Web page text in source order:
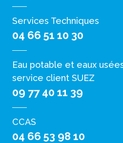
Services Techniques
04 66 51 10 30
Eau potable et eaux
service client SUEZ
09 77 40 11 39
CCAS
04 66 53 98 10